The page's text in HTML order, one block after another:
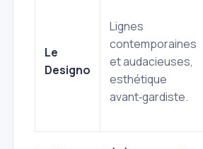
Le
Designo
Lignes
contemporaines
et audacieuses,
esthétique
avant‑gardiste.